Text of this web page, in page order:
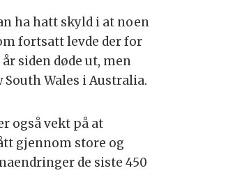
ha hatt skyld i at noen
fortsatt levde der for
siden døde ut, men
Wales i Australia.
også vekt på at
gjennom store og
de siste 450